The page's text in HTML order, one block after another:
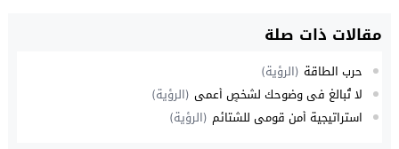
مقالات ذات صلة
حرب الطاقة (الرؤية)
لا تُبالغ في وضوحك لشخصٍ أعمى (الرؤية)
استراتيجية أمن قومي للشتائم (الرؤية)